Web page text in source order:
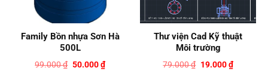
Family Bồn nhựa Sơn Hà
500L
99.000₫ Giá
50.000₫Giá
hiện
Thư viện Cad Kỹ thuật
Môi trường
79.000₫ Giá
19.000₫Giá
hiện